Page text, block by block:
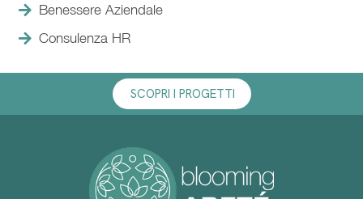
Benessere Aziendale
Consulenza HR
SCOPRI I PROGETTI